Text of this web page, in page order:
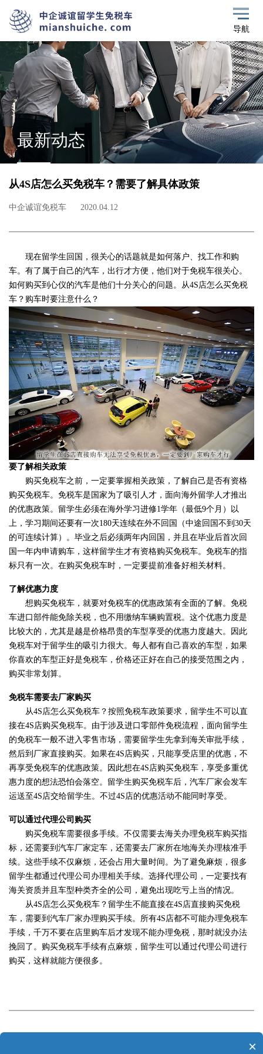
导航
最新动态
从4S店怎么买免税车？需要了解具体政策
中企诚谊免税车 2020.04.12
现在留学生回国，很关心的话题就是如何落户、找工作和购
车。有了属于自己的汽车，出行才方便，他们对于免税车很关心。
如何购买到心仪的汽车是他们十分关心的问题。从4S店怎么买免税
车？购车时要注意什么？
要了解相关政策
购买免税车之前，一定要掌握相关政策，了解自己是否有资格
购买免税车。免税车是国家为了吸引人才，面向海外留学人才推出
的优惠政策。留学生必须在海外学习进修1学年（最低9个月）以
上，学习期间还要有一次180天连续在外不回国（中途回国不到30天
的可连续计算）。毕业之后必须两年内回国，并且在毕业后首次回
国一年内申请购车，这样留学生才有资格购买免税车。免税车的指
标只有一次。在购买免税车时，一定要提前准备好相关材料。
了解优惠力度
想购买免税车，就要对免税车的优惠政策有全面的了解。免税
车进口部件能免除关税，也不用缴纳车辆购置税。这个优惠力度是
比较大的，尤其是越是价格昂贵的车型享受的优惠力度越大。因此
免税车对于留学生的吸引力很大。每人都有自己喜欢的车型，如果
你喜欢的车型正好是免税车，价格还正好在自己的接受范围之内，
购买非常划算。
免税车需要去厂家购买
从4S店怎么买免税车？ 按照免税车政策要求，留学生不可以直
接在4S店购买免税车。 由于涉及进口零部件免税流程 ，面向留学生
的免税车一般不进入零售市场，需要留学生先拿到海关审批手续，
然后到厂家直接购买。如果在4S店购买，只能享受店里的优惠，不
再享受免税车的优惠政策。 因此想在4S店购买免税车，享受多重优
惠力度的想法恐怕会落空。留学生购买免税车后，汽车厂家会发车
运送至4S店交给留学生。不过4S店的优惠活动不能同时享受。
可以通过代理公司购买
购买免税车需要很多手续。不仅需要去海关办理免税车购买指
标，还需要到汽车厂家定车，还需要去厂家所在地海关办理核准手
续。这些手续不仅麻烦，还会占用大量时间。为了避免麻烦， 很多
留学生都通过代理公司办理相关手续。选择代理公司，一定要找有
海关资质并且车型种类齐全的公司，避免出现吃亏上当的情况。
从4S店怎么买免税车？留学生不能直接在4S店直接购买免税
车，需要到汽车厂家办理购买手续。所有4S店都不可能办理免税车
手续，千万不要在店里购车后才发现不能办理免税，那时就没办法
挽回了。购买免税车手续有点麻烦，留学生可以通过代理公司进行
购买，这样就能方便很多。
×